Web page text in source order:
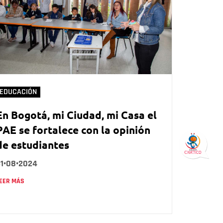
EDUCACIÓN
Bogotá, mi Ciudad, mi Casa el
se fortalece con la opinión
estudiantes
MÁS